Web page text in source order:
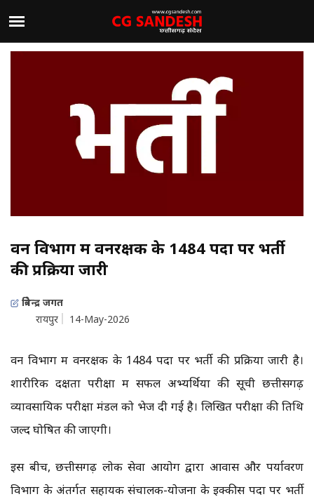
वन विभाग में वनरक्षक के 1484 पदों पर भर्ती
की प्रक्रिया जारी
त्रिवेन्द्र जगत
रायपुर
14-May-2026
वन विभाग में वनरक्षक के 1484 पदों पर भर्ती की प्रक्रिया जारी है।
शारीरिक दक्षता परीक्षा में सफल अभ्यर्थियों की सूची छत्तीसगढ़
व्यावसायिक परीक्षा मंडल को भेज दी गई है। लिखित परीक्षा की तिथि
जल्द घोषित की जाएगी।
इस बीच, छत्तीसगढ़ लोक सेवा आयोग द्वारा आवास और पर्यावरण
विभाग के अंतर्गत सहायक संचालक-योजना के इक्कीस पदों पर भर्ती